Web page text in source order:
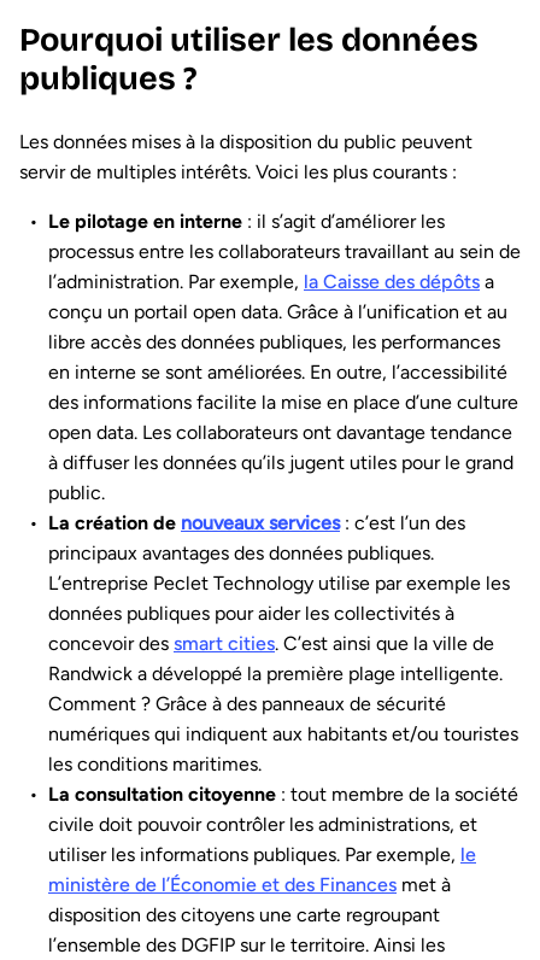
Pourquoi utiliser les données
publiques ?
Les données mises à la disposition du public peuvent
servir de multiples intérêts. Voici les plus courants :
Le pilotage en interne : il s’agit d’améliorer les
processus entre les collaborateurs travaillant au sein de
l’administration. Par exemple, la Caisse des dépôts a
conçu un portail open data. Grâce à l’unification et au
libre accès des données publiques, les performances
en interne se sont améliorées. En outre, l’accessibilité
des informations facilite la mise en place d’une culture
open data. Les collaborateurs ont davantage tendance
à diffuser les données qu’ils jugent utiles pour le grand
public.
La création de nouveaux services: c’est l’un des
principaux avantages des données publiques.
L’entreprise Peclet Technology utilise par exemple les
données publiques pour aider les collectivités à
concevoir des smart cities. C’est ainsi que la ville de
Randwick a développé la première plage intelligente.
Comment ? Grâce à des panneaux de sécurité
numériques qui indiquent aux habitants et/ou touristes
les conditions maritimes.
La consultation citoyenne : tout membre de la société
civile doit pouvoir contrôler les administrations, et
utiliser les informations publiques. Par exemple, le
ministère de l’Économie et des Finances met à
disposition des citoyens une carte regroupant
l’ensemble des DGFIP sur le territoire. Ainsi les